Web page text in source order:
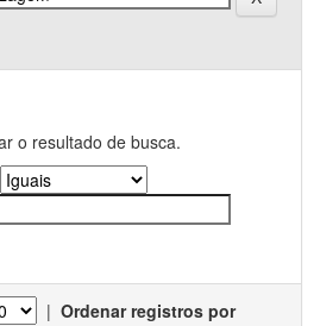
o resultado de busca.
| Ordenar registros por